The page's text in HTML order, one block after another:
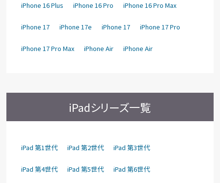
iPhone 16 Plus iPhone 16 Pro iPhone 16 Pro Max
iPhone 17 iPhone 17e iPhone 17 iPhone 17 Pro
iPhone 17 Pro Max iPhone Air iPhone Air
iPadシリーズ一覧
iPad 第1世代 iPad 第2世代 iPad 第3世代
iPad 第4世代 iPad 第5世代 iPad 第6世代